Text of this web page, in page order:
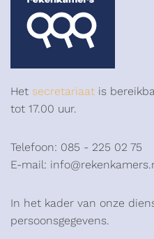
Het secretariaat is
tot 17.00 uur.
Telefoon: 085 - 225 02 75
E-mail:
In het kader van onze
persoonsgegevens.